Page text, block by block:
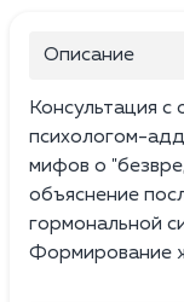
Описание
Консультация с
психологом-
мифов о
объяснение
гормональной
Формирование